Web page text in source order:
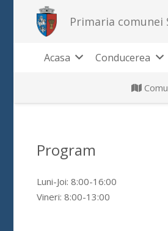
Primaria comunei
Acasa Conducerea
Program
Luni-Joi: 8:00-16:00
Vineri: 8:00-13:00